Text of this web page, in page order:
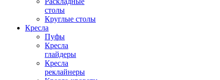
столы
Круглые столы
Кресла
Пуфы
Кресла
глайдеры
Кресла
реклайнеры